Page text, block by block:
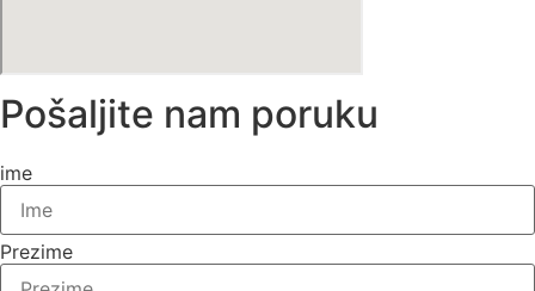
Pošaljite nam poruku
ime
Prezime